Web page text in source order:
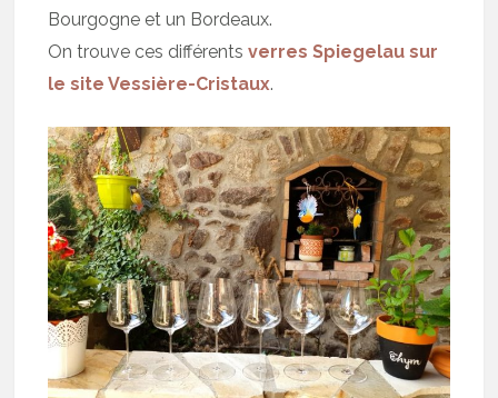
Bourgogne et un Bordeaux.
On trouve ces différentsverres Spiegelau sur
le site Vessière-Cristaux.